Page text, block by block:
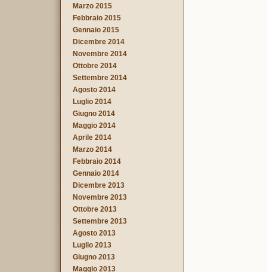
Marzo 2015
Febbraio 2015
Gennaio 2015
Dicembre 2014
Novembre 2014
Ottobre 2014
Settembre 2014
Agosto 2014
Luglio 2014
Giugno 2014
Maggio 2014
Aprile 2014
Marzo 2014
Febbraio 2014
Gennaio 2014
Dicembre 2013
Novembre 2013
Ottobre 2013
Settembre 2013
Agosto 2013
Luglio 2013
Giugno 2013
Maggio 2013